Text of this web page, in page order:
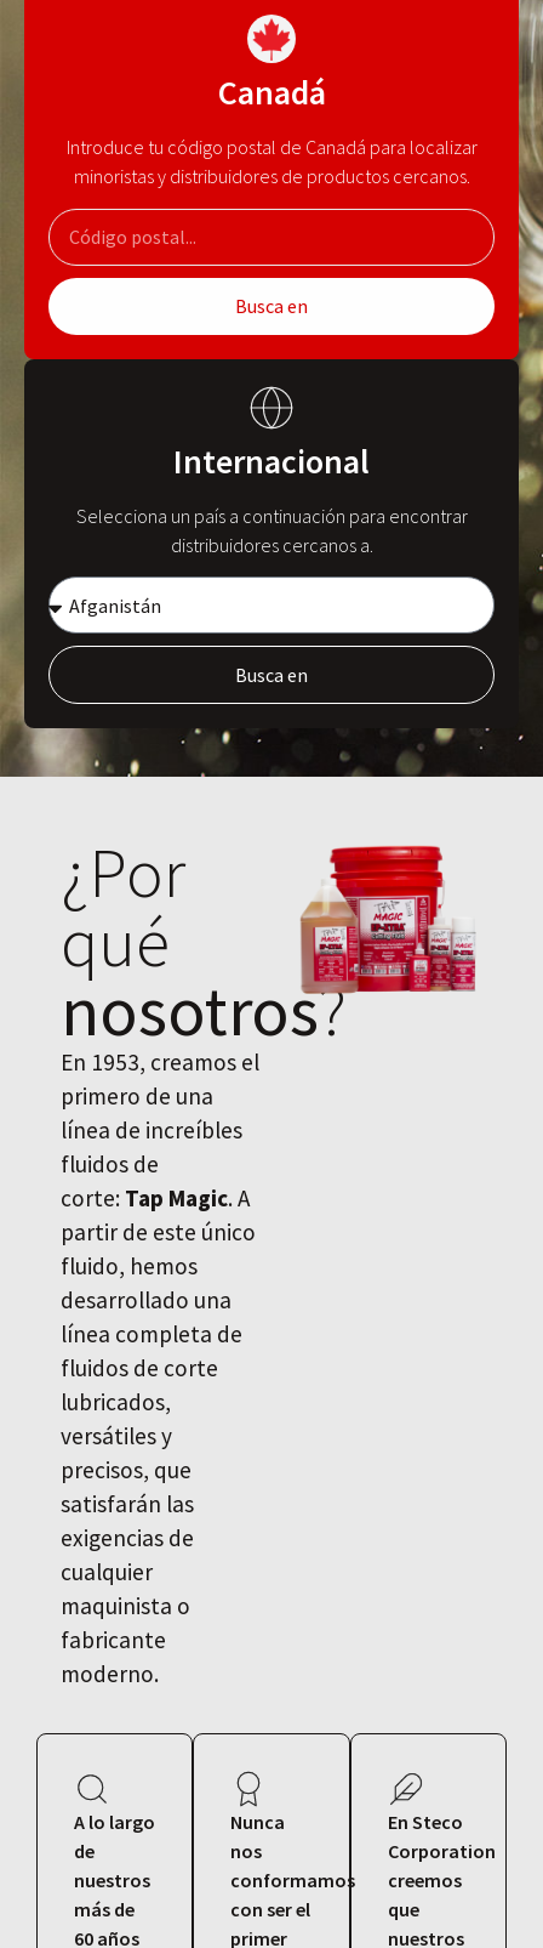
Canadá
Introduce tu código postal de Canadá para localizar
minoristas y distribuidores de productos cercanos.
Busca en
Internacional
Selecciona un país a continuación para encontrar
distribuidores cercanos a.
Busca en
¿Por
qué
nosotros?
En 1953, creamos el
primero de una
línea de increíbles
fluidos de
corte: Tap Magic. A
partir de este único
fluido, hemos
desarrollado una
línea completa de
fluidos de corte
lubricados,
versátiles y
precisos, que
satisfarán las
exigencias de
cualquier
maquinista o
fabricante
moderno.
A lo largo
de
nuestros
más de
60 años
Nunca
nos
conformamos
con ser el
primer
En Steco
Corporation
creemos
que
nuestros